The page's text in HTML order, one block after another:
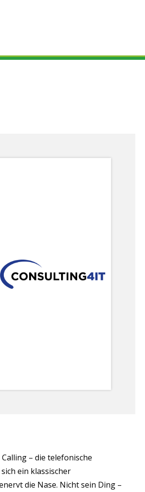
– die telefonische
ein klassischer
die Nase. Nicht sein Ding –